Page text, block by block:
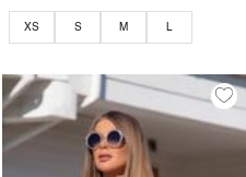
XS S M